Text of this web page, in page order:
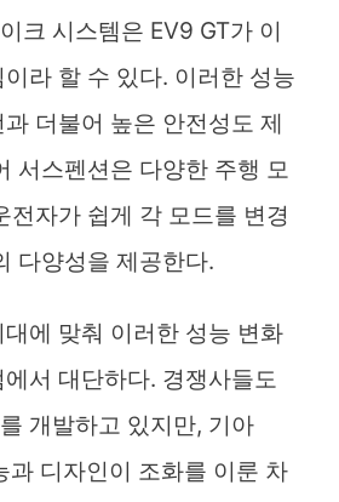
크 시스템은 EV9 GT가 이
라 할 수 있다. 이러한 성능
더불어 높은 안전성도 제
서스펜션은 다양한 주행 모
전자가 쉽게 각 모드를 변경
다양성을 제공한다.
에 맞춰 이러한 성능 변화
서 대단하다. 경쟁사들도
개발하고 있지만, 기아
과 디자인이 조화를 이룬 차